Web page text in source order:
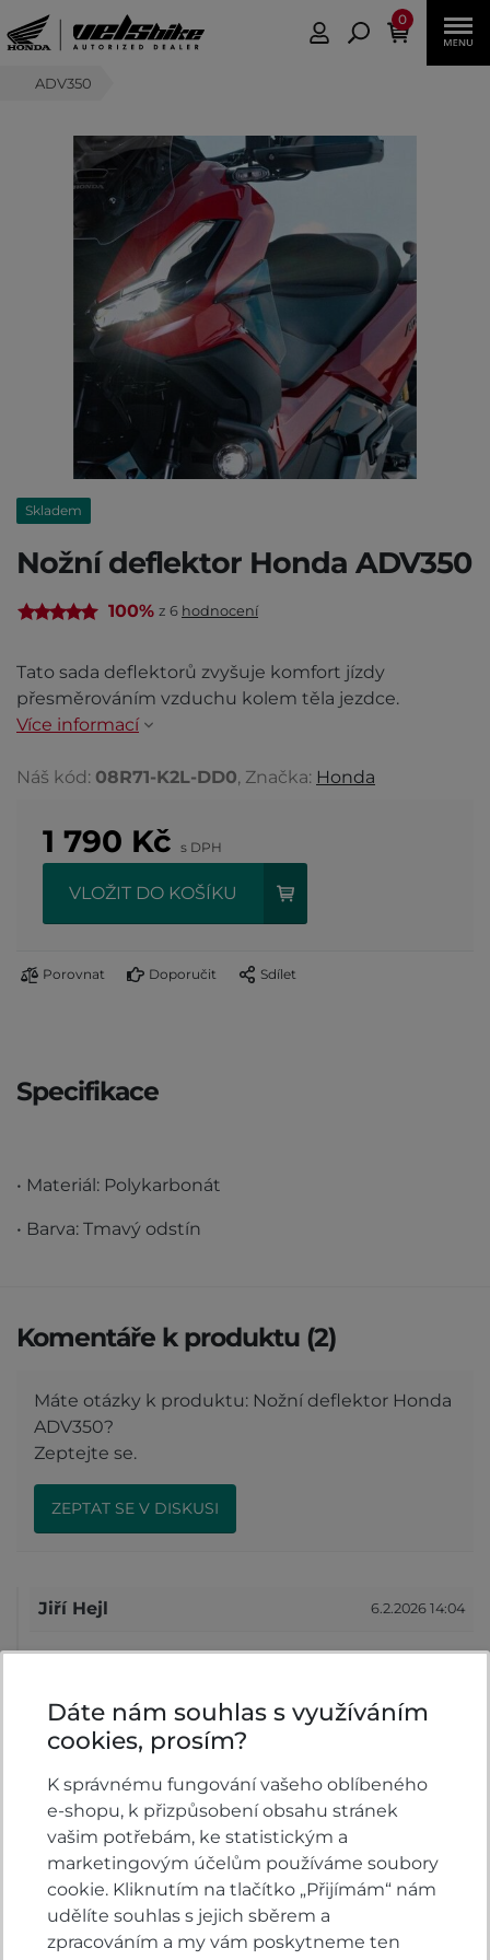
0
ADV350
Skladem
Nožní deflektor Honda ADV350
100% z 6 hodnocení
Tato sada deflektorů zvyšuje komfort jízdy
přesměrováním vzduchu kolem těla jezdce.
Více informací
Náš kód: 08R71-K2L-DD0, Značka: Honda
1 790 Kč s DPH
VLOŽIT DO KOŠÍKU
Porovnat Doporučit Sdílet
Specifikace
• Materiál: Polykarbonát
• Barva: Tmavý odstín
Komentáře k produktu (2)
Máte otázky k produktu: Nožní deflektor Honda
ADV350?
Zeptejte se.
ZEPTAT SE V DISKUSI
Jiří Hejl 6.2.2026 14:04
Reagovat »
Dobrý den,
ANO, pasují.
Tým Honda Velsbike
Reagovat »
Dáte nám souhlas s využíváním
cookies, prosím?
K správnému fungování vašeho oblíbeného
e-shopu, k přizpůsobení obsahu stránek
vašim potřebám, ke statistickým a
marketingovým účelům používáme soubory
cookie. Kliknutím na tlačítko „Přijímám“ nám
udělíte souhlas s jejich sběrem a
zpracováním a my vám poskytneme ten